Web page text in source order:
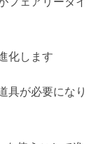
化します
具が必要になり